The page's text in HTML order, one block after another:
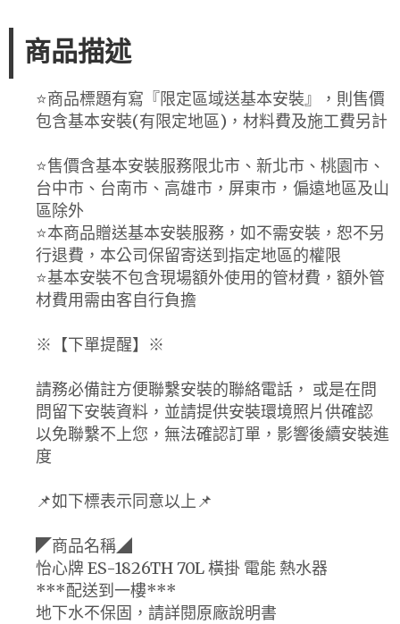
商品描述
⭐️商品標題有寫『限定區域送基本安裝』，則售價
包含基本安裝(有限定地區)，材料費及施工費另計
⭐️售價含基本安裝服務限北市、新北市、桃園市、
台中市、台南市、高雄市，屏東市，偏遠地區及山
區除外
⭐️本商品贈送基本安裝服務，如不需安裝，恕不另
行退費，本公司保留寄送到指定地區的權限
⭐️基本安裝不包含現場額外使用的管材費，額外管
材費用需由客自行負擔
※【下單提醒】※
請務必備註方便聯繫安裝的聯絡電話， 或是在問
問留下安裝資料，並請提供安裝環境照片供確認
以免聯繫不上您，無法確認訂單，影響後續安裝進
度
📌如下標表示同意以上📌
◤商品名稱◢
怡心牌 ES-1826TH 70L 橫掛 電能 熱水器
***配送到一樓***
地下水不保固，請詳閱原廠說明書